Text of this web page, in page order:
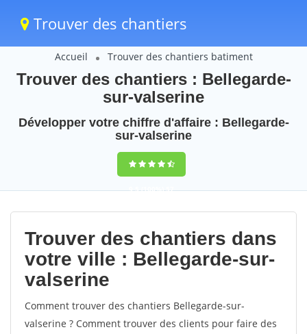
Trouver des chantiers
Accueil Trouver des chantiers batiment
Trouver des chantiers : Bellegarde-
sur-valserine
Développer votre chiffre d'affaire : Bellegarde-
sur-valserine
9,5(100%)57
votes
Trouver des chantiers dans
votre ville : Bellegarde-sur-
valserine
Comment trouver des chantiers Bellegarde-sur-
valserine ? Comment trouver des clients pour faire des